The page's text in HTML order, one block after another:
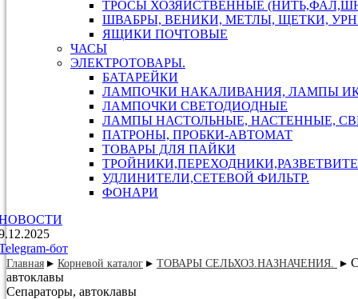
ТРОСЫ ХОЗЯЙСТВЕННЫЕ
ШВАБРЫ, ВЕНИКИ, МЕТЛЫ, ЩЕТКИ,
ЯЩИКИ ПОЧТОВЫЕ
ЧАСЫ
ЭЛЕКТРОТОВАРЫ.
БАТАРЕЙКИ
ЛАМПОЧКИ НАКАЛИВАНИЯ, ЛАМПЫ
ЛАМПОЧКИ СВЕТОДИОДНЫЕ
ЛАМПЫ НАСТОЛЬНЫЕ, НАСТЕННЫЕ,
ПАТРОНЫ, ПРОБКИ-АВТОМАТ
ТОВАРЫ ДЛЯ ПАЙКИ
УДЛИНИТЕЛИ,СЕТЕВОЙ ФИЛЬТР.
ФОНАРИ
бот
Главная Корневой каталог ТОВАРЫ СЕЛЬХОЗ.НАЗНАЧЕНИЯ.
автоклавы
Сепараторы, автоклавы